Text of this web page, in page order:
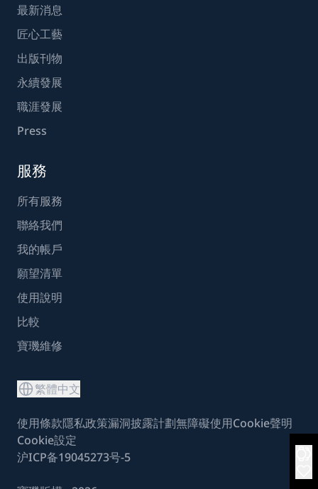
最新消息
匠心工藝
出版刊物
永續發展
職涯發展
Press
服務
所有服務
聯絡我們
我的帳戶
願望清單
使用說明
比較
寶璣維修
繁體中文
使用條款隱私政策漏洞披露計劃無障礙使用Cookie聲明
Cookie設定
沪ICP备19045273号-5